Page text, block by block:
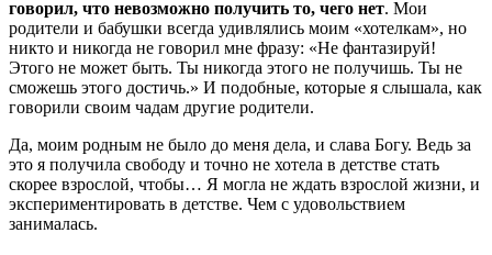
говорил, что невозможно получить то, чего нет. Мои
родители и бабушки всегда удивлялись моим «хотелкам», но
никто и никогда не говорил мне фразу: «Не фантазируй!
Этого не может быть. Ты никогда этого не получишь. Ты не
сможешь этого достичь.» И подобные, которые я слышала, как
говорили своим чадам другие родители.
Да, моим родным не было до меня дела, и слава Богу. Ведь за
это я получила свободу и точно не хотела в детстве стать
скорее взрослой, чтобы… Я могла не ждать взрослой жизни, и
экспериментировать в детстве. Чем с удовольствием
занималась.